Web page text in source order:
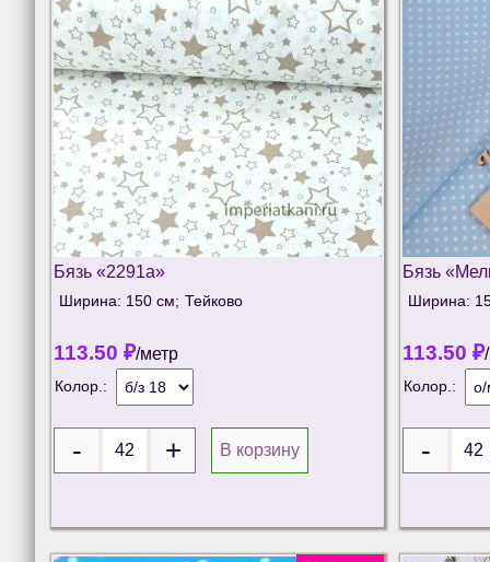
Бязь «2291а»
Ширина: 150 см; Тейково
113.50 ₽/метр
Колор.:
В корзину
Бязь
Ширина:
113.50 ₽
Колор.: